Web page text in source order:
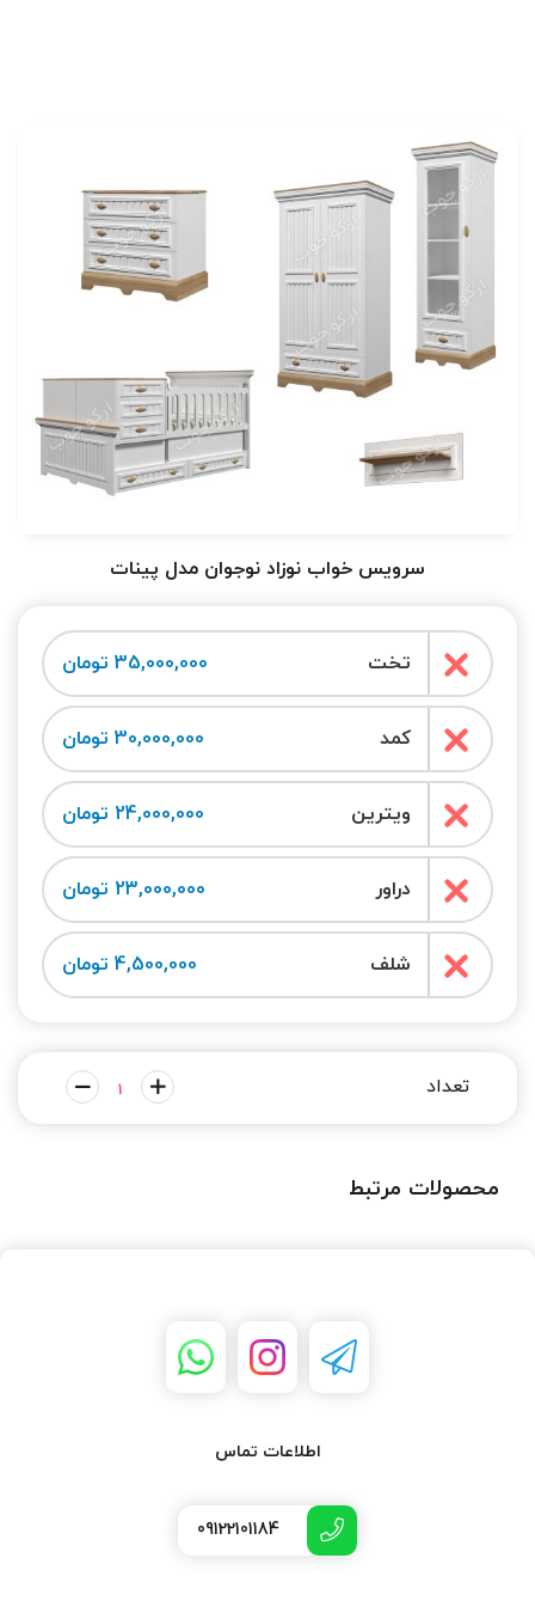
سرویس خواب نوزاد نوجوان مدل پینات
تخت 35,000,000 تومان
کمد 30,000,000 تومان
ویترین 24,000,000 تومان
دراور 23,000,000 تومان
شلف 4,500,000 تومان
محصولات مرتبط
اطلاعات تماس
09122101184